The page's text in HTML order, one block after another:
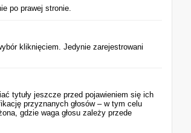
po prawej stronie.
kliknięciem. Jedynie zarejestrowani
tytuły jeszcze przed pojawieniem się ich
przyznanych głosów – w tym celu
gdzie waga głosu zależy przede